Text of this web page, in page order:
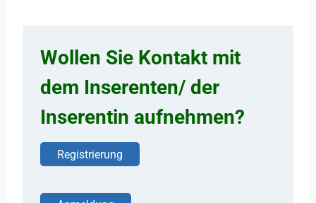
Wollen Sie Kontakt mit
dem Inserenten/ der
Inserentin aufnehmen?
Registrierung